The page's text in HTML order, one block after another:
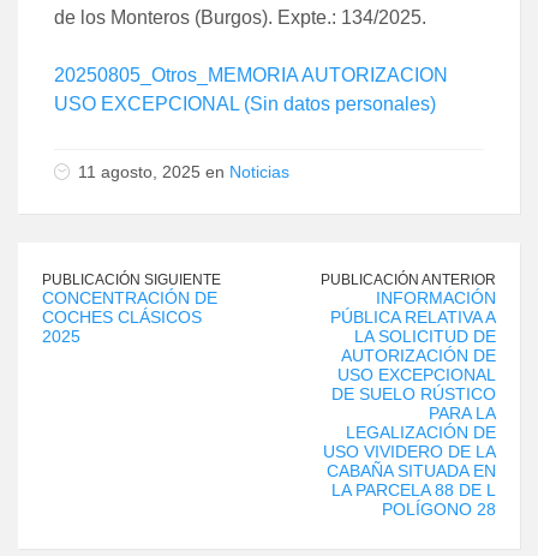
de los Monteros (Burgos). Expte.: 134/2025.
20250805_Otros_MEMORIA AUTORIZACION
USO EXCEPCIONAL (Sin datos personales)
11 agosto, 2025 en Noticias
PUBLICACIÓN SIGUIENTE
CONCENTRACIÓN DE
COCHES CLÁSICOS
2025
PUBLICACIÓN ANTERIOR
INFORMACIÓN
PÚBLICA RELATIVA A
LA SOLICITUD DE
AUTORIZACIÓN DE
USO EXCEPCIONAL
DE SUELO RÚSTICO
PARA LA
LEGALIZACIÓN DE
USO VIVIDERO DE LA
CABAÑA SITUADA EN
LA PARCELA 88 DE L
POLÍGONO 28